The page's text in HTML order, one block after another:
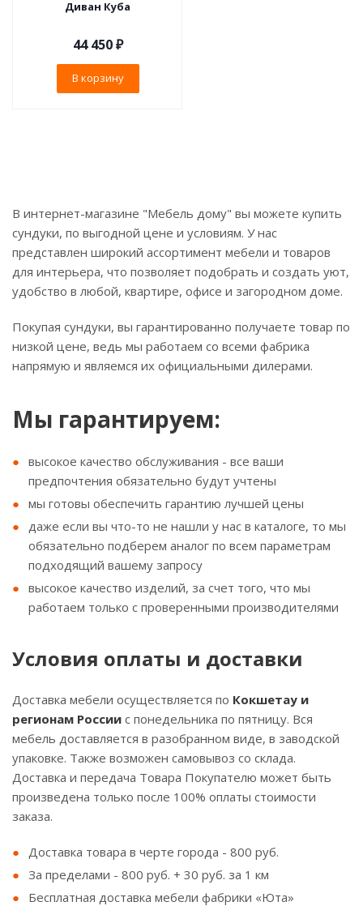
Диван Куба
44 450₽
В корзину
В интернет-магазине "Мебель дому" вы можете купить
сундуки, по выгодной цене и условиям. У нас
представлен широкий ассортимент мебели и товаров
для интерьера, что позволяет подобрать и создать уют,
удобство в любой, квартире, офисе и загородном доме.
Покупая сундуки, вы гарантированно получаете товар по
низкой цене, ведь мы работаем со всеми фабрика
напрямую и являемся их официальными дилерами.
Мы гарантируем:
высокое качество обслуживания - все ваши
предпочтения обязательно будут учтены
мы готовы обеспечить гарантию лучшей цены
даже если вы что-то не нашли у нас в каталоге, то мы
обязательно подберем аналог по всем параметрам
подходящий вашему запросу
высокое качество изделий, за счет того, что мы
работаем только с проверенными производителями
Условия оплаты и доставки
Доставка мебели осуществляется по Кокшетау и
регионам России с понедельника по пятницу. Вся
мебель доставляется в разобранном виде, в заводской
упаковке. Также возможен самовывоз со склада.
Доставка и передача Товара Покупателю может быть
произведена только после 100% оплаты стоимости
заказа.
Доставка товара в черте города - 800 руб.
За пределами - 800 руб. + 30 руб. за 1 км
Бесплатная доставка мебели фабрики «Юта»